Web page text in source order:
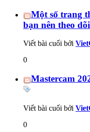
Một số trang
bạn nên theo dõi
Viết bài cuối bởi
0
Mastercam
Viết bài cuối bởi
0